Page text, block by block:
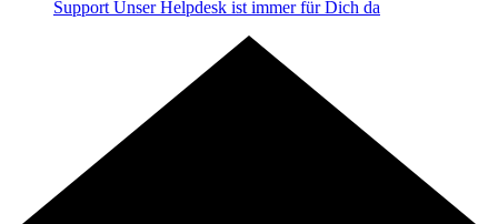
Support Unser Helpdesk ist immer für Dich da